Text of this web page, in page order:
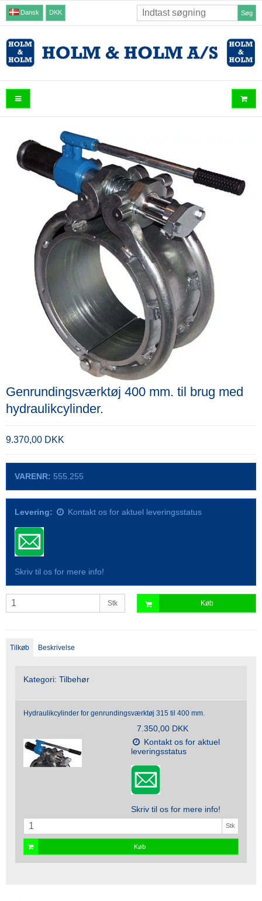
Dansk DKK Søg
Genrundingsværktøj 400 mm. til brug med
hydraulikcylinder.
9.370,00 DKK
VARENR: 555.255
Levering: Kontakt os for aktuel leveringsstatus
Skriv til os for mere info!
Stk Køb
Tilkøb Beskrivelse
Kategori: Tilbehør
Hydraulikcylinder for genrundingsværktøj 315 til 400 mm.
7.350,00 DKK
Kontakt os for aktuel
leveringsstatus
Skriv til os for mere info!
Stk
Køb